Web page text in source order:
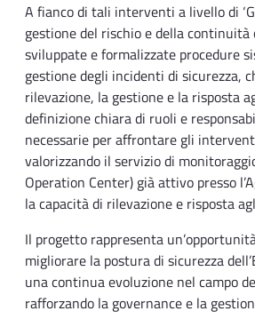
A fianco di tali interventi a livello di
gestione del rischio e della
sviluppate e formalizzate procedure
gestione degli incidenti di sicurezza,
rilevazione, la gestione e la risposta
definizione chiara di ruoli e
necessarie per affrontare gli
valorizzando il servizio di
Operation Center) già attivo presso
la capacità di rilevazione e risposta
Il progetto rappresenta
migliorare la postura di sicurezza
una continua evoluzione nel campo
rafforzando la governance e la